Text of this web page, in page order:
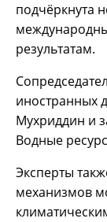
подчёркнута
результатам.
иностранных
Мухриддин и
Водные
Эксперты
механизмов